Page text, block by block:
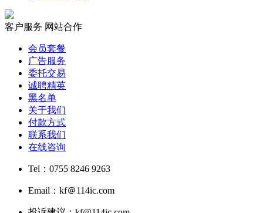
客户服务 网站合作
会员套餐
广告服务
委托交易
诚聘精英
黑名单
关于我们
付款方式
联系我们
在线咨询
Tel：0755 8246 9263
Email：kf＠114ic.com